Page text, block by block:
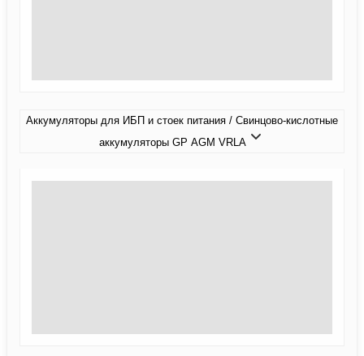
Аккумуляторы для ИБП и стоек питания / Свинцово-кислотные
аккумуляторы GP AGM VRLA